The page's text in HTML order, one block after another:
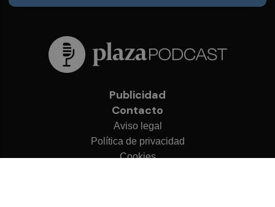
Publicidad
Contacto
Aviso legal
Política de privacidad
Cookies